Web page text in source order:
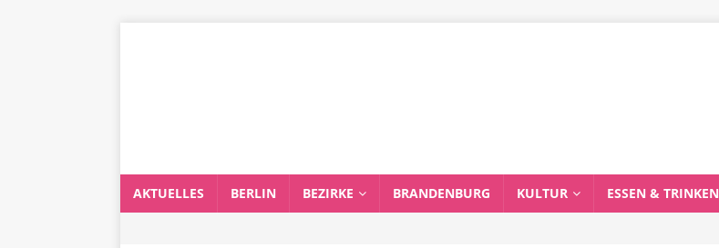
AKTUELLES BERLIN BEZIRKE BRANDENBURG KULTUR ESSEN & TRINKEN